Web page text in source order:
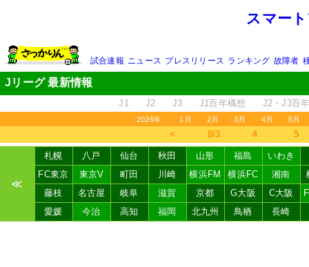
スマー
試合速報 ニュース プレスリリース ランキング 故障者
Jリーグ 最新情報
J1 J2 J3 J1百年構想 J2・J3百
2026年 1月 2月 3月 4月 5月
＜ 8/3 4 5
≪
札幌 八戸 仙台 秋田 山形 福島
いわき
FC東京
東京V 町田 川崎 横浜FM 横浜FC 湘南
藤枝
名古屋 岐阜 滋賀 京都 G大阪 C大阪
愛媛
今治 高知 福岡 北九州 鳥栖 長崎